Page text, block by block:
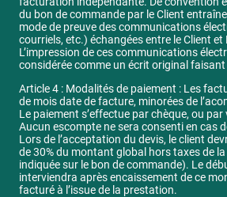
du bon de commande par le Client
mode de preuve des communications
courriels, etc.) échangées entre le Client et
L’impression de ces communications
considérée comme un écrit original
Article 4 : Modalités de paiement : Les
de mois date de facture, minorées de
Le paiement s’effectue par chèque, ou
Aucun escompte ne sera consenti en cas
Lors de l’acceptation du devis, le client
de 30% du montant global hors taxes de
indiquée sur le bon de commande). Le
interviendra après encaissement de ce
facturé à l’issue de la prestation.